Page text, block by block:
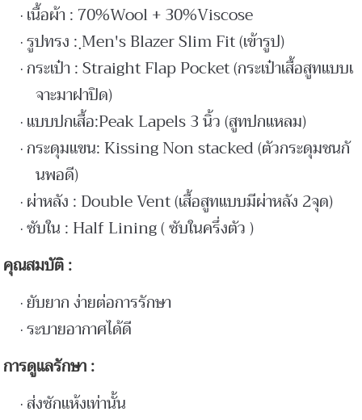
เนื้อผ้า : 70%Wool + 30%Viscose
รูปทรง : ฺMen's Blazer Slim Fit (เข้ารูป)
กระเป๋า : Straight Flap Pocket (กระเป๋าเสื้อสูทแบบเ
จาะมาฝาปิด)
แบบปกเสื้อ:Peak Lapels 3 นิ้ว (สูทปกแหลม)
กระดุมแขน: Kissing Non stacked (ตัวกระดุมชนกั
นพอดี)
ผ่าหลัง : Double Vent (เสื้อสูทแบบมีผ่าหลัง 2จุด)
ซับใน : Half Lining ( ซับในครึ่งตัว )
คุณสมบัติ :
ยับยาก ง่ายต่อการรักษา
ระบายอากาศได้ดี
การดูแลรักษา :
ส่งซักแห้งเท่านั้น